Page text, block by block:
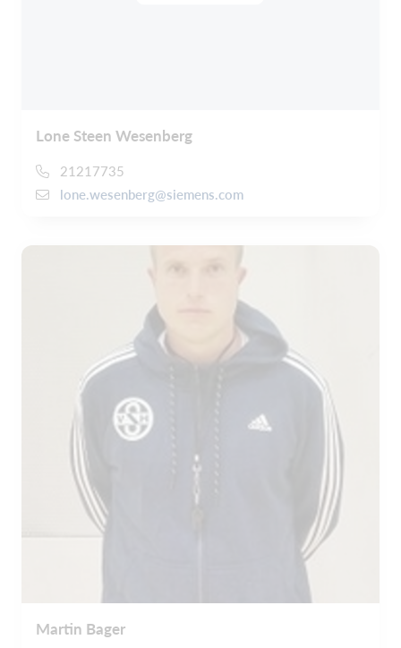
Lone Steen Wesenberg
21217735
lone.wesenberg@siemens.com
Martin Bager